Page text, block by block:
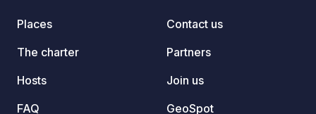
Places
The charter
Hosts
FAQ
Contact us
Partners
Join us
GeoSpot